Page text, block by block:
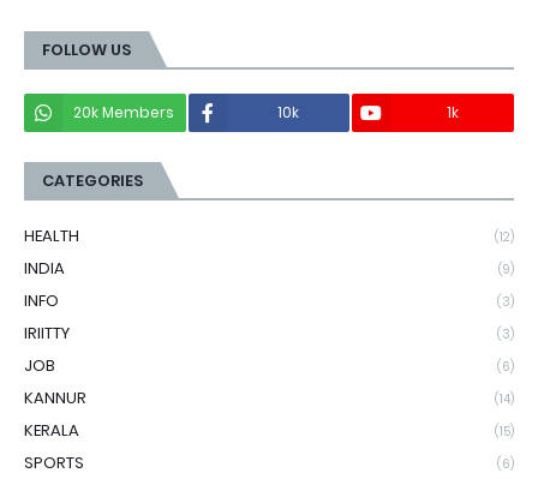
FOLLOW US
20k Members 10k 1k
CATEGORIES
HEALTH (12)
INDIA (9)
INFO (3)
IRIITTY (3)
JOB (6)
KANNUR (14)
KERALA (15)
SPORTS (6)